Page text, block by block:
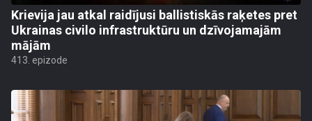
Krievija jau atkal raidījusi ballistiskās raķetes pret
Ukrainas civilo infrastruktūru un dzīvojamajām
mājām
413. epizode